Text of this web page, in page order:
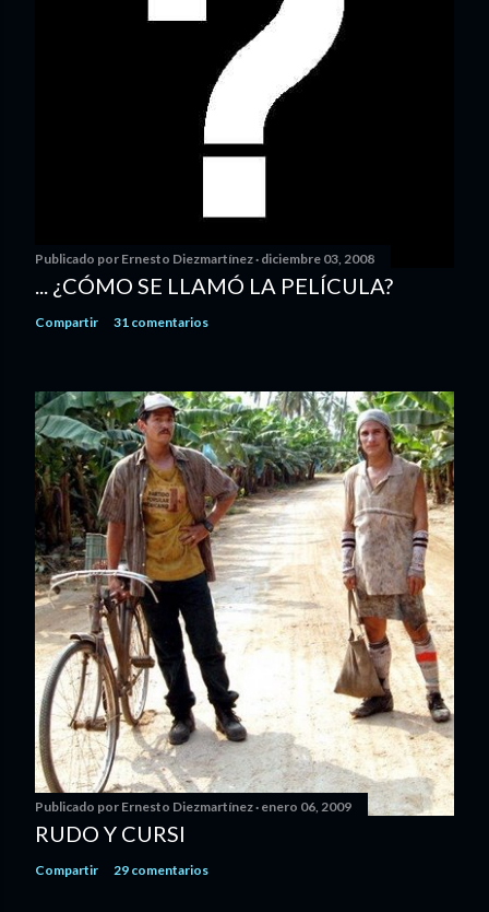
Publicado por Ernesto Diezmartínez diciembre 03, 2008
... ¿CÓMO SE LLAMÓ LA PELÍCULA?
Compartir 31 comentarios
Publicado por Ernesto Diezmartínez enero 06, 2009
RUDO Y CURSI
Compartir 29 comentarios